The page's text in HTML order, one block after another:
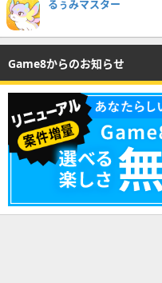
るぅみマスター
Game8からのお知らせ